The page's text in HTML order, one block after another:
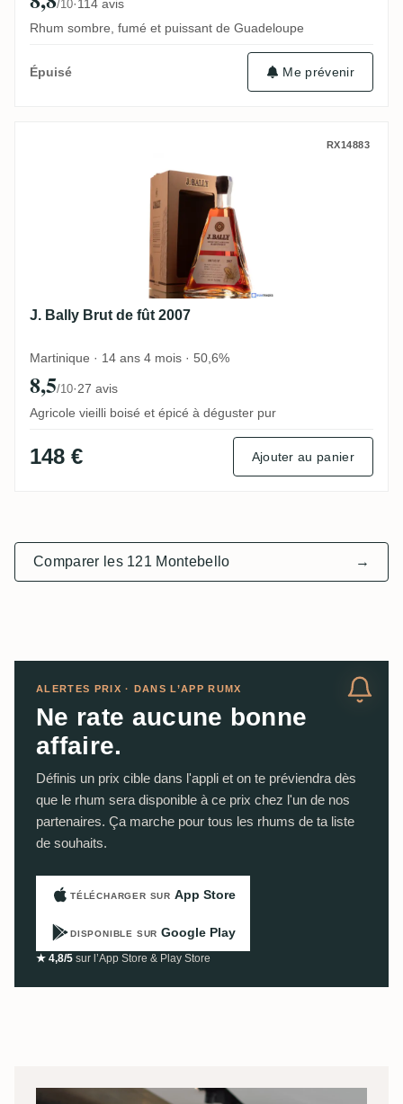
/10·114 avis
Rhum sombre, fumé et puissant de Guadeloupe
Épuisé Me prévenir
RX14883
J. Bally Brut de fût 2007
Martinique · 14 ans 4 mois · 50,6%
8,5/10·27 avis
Agricole vieilli boisé et épicé à déguster pur
148 € Ajouter au panier
Comparer les 121 Montebello →
ALERTES PRIX · DANS L’APP RUMX
Ne rate aucune bonne
affaire.
Définis un prix cible dans l'appli et on te préviendra dès
que le rhum sera disponible à ce prix chez l'un de nos
partenaires. Ça marche pour tous les rhums de ta liste
de souhaits.
TÉLÉCHARGER SUR App Store
DISPONIBLE SUR Google Play
★ 4,8/5 sur l’App Store & Play Store